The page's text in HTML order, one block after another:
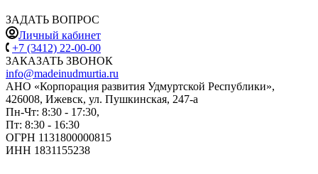
ЗАДАТЬ ВОПРОС
Личный кабинет
+7 (3412) 22-00-00
ЗАКАЗАТЬ ЗВОНОК
info@madeinudmurtia.ru
АНО «Корпорация развития Удмуртской Республики»,
426008, Ижевск, ул. Пушкинская, 247-а
Пн-Чт: 8:30 - 17:30,
Пт: 8:30 - 16:30
ОГРН 1131800000815
ИНН 1831155238